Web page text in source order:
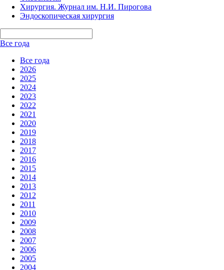
Хирургия. Журнал им. Н.И. Пирогова
Эндоскопическая хирургия
Все года
Все года
2026
2025
2024
2023
2022
2021
2020
2019
2018
2017
2016
2015
2014
2013
2012
2011
2010
2009
2008
2007
2006
2005
2004